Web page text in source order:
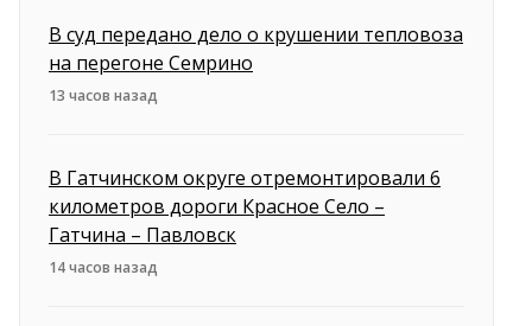
В суд передано дело о крушении тепловоза
на перегоне Семрино
13 часов назад
В Гатчинском округе отремонтировали 6
километров дороги Красное Село –
Гатчина – Павловск
14 часов назад